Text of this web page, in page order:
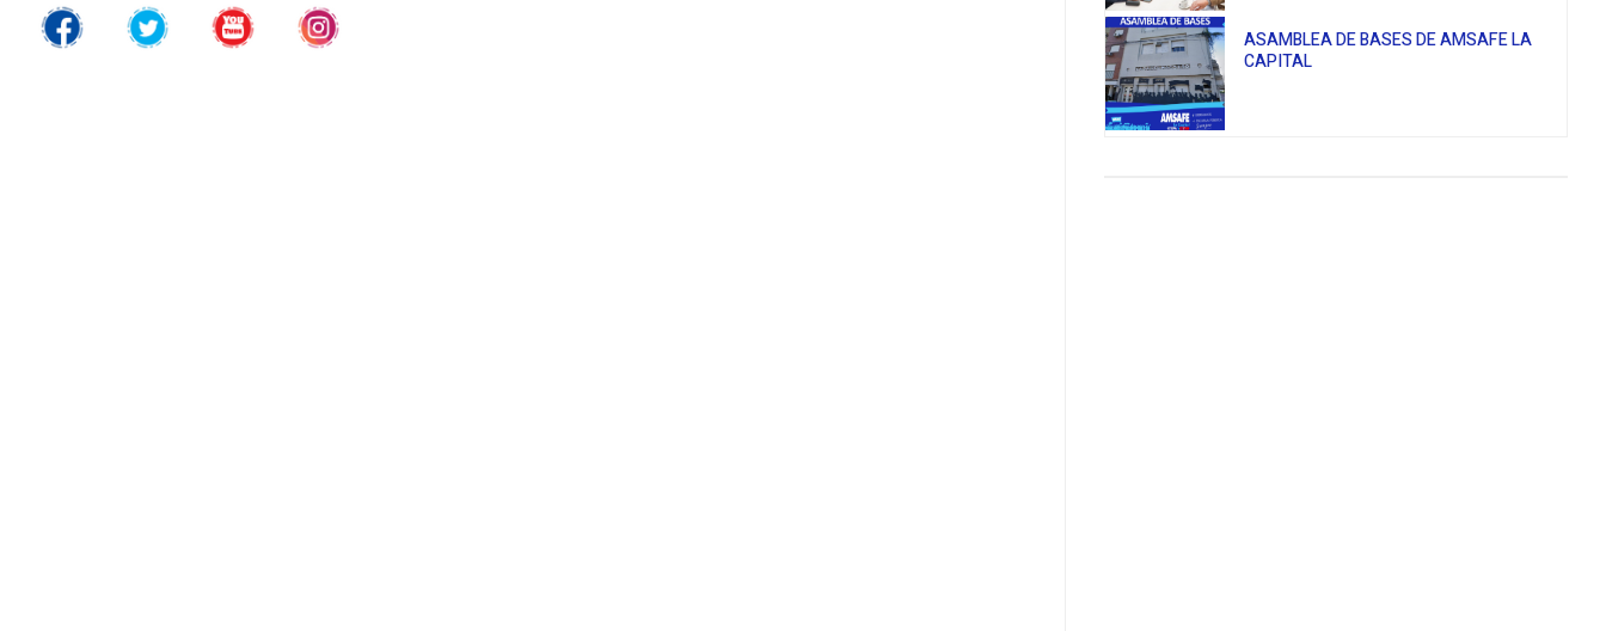
ASAMBLEA DE BASES DE AMSAFE LA
CAPITAL